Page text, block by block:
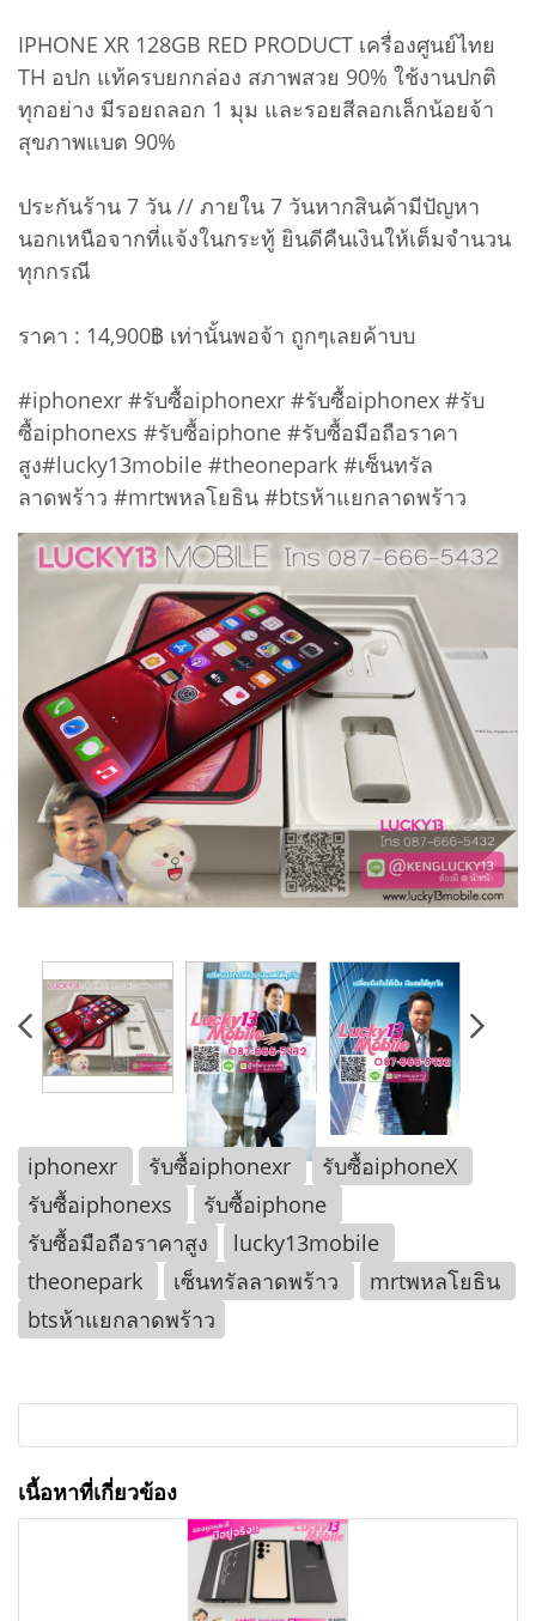
IPHONE XR 128GB RED PRODUCT เครื่องศูนย์ไทย
TH อปก แท้ครบยกกล่อง สภาพสวย 90% ใช้งานปกติ
ทุกอย่าง มีรอยถลอก 1 มุม และรอยสีลอกเล็กน้อยจ้า
สุขภาพแบต 90%
ประกันร้าน 7 วัน // ภายใน 7 วันหากสินค้ามีปัญหา
นอกเหนือจากที่แจ้งในกระทู้ ยินดีคืนเงินให้เต็มจำนวน
ทุกกรณี
ราคา : 14,900฿ เท่านั้นพอจ้า ถูกๆเลยค้าบบ
#iphonexr #รับซื้อiphonexr #รับซื้อiphonex #รับ
ซื้อiphonexs #รับซื้อiphone #รับซื้อมือถือราคา
สูง#lucky13mobile #theonepark #เซ็นทรัล
ลาดพร้าว #mrtพหลโยธิน #btsห้าแยกลาดพร้าว
iphonexr รับซื้อiphonexr
รับซื้อiphoneX
รับซื้อiphonexs
รับซื้อiphone
รับซื้อมือถือราคาสูง
lucky13mobile
theonepark
เซ็นทรัลลาดพร้าว
mrtพหลโยธิน
btsห้าแยกลาดพร้าว
เนื้อหาที่เกี่ยวข้อง